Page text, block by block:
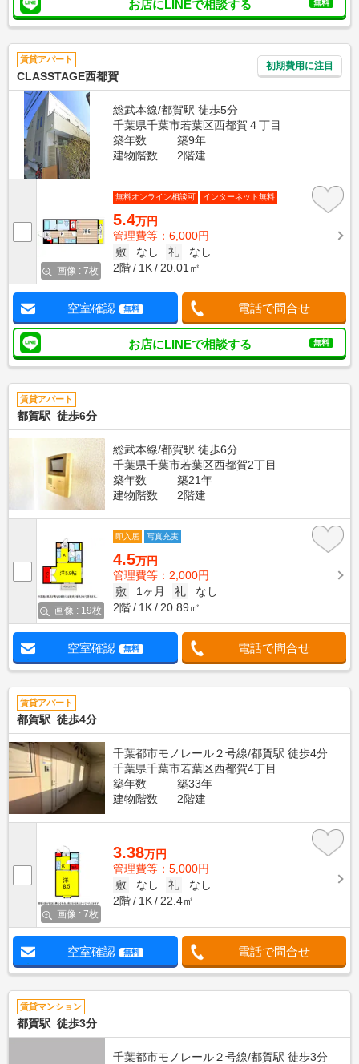
お店にLINEで相談する 無料
賃貸アパート
CLASSTAGE西都賀
初期費用に注目
総武本線/都賀駅 徒歩5分
千葉県千葉市若葉区西都賀４丁目
築年数
築9年
建物階数
2階建
画像 : 7枚
無料オンライン相談可 インターネット無料
5.4万円
管理費等：6,000円
敷
なし 礼
なし
2階
1K 20.01㎡
空室確認 無料 電話で問合せ
お店にLINEで相談する 無料
賃貸アパート
都賀駅 徒歩6分
総武本線/都賀駅 徒歩6分
千葉県千葉市若葉区西都賀2丁目
築年数
築21年
建物階数
2階建
画像 : 19枚
即入居 写真充実
4.5万円
管理費等：2,000円
敷
1ヶ月 礼
なし
2階
1K 20.89㎡
空室確認 無料 電話で問合せ
賃貸アパート
都賀駅 徒歩4分
千葉都市モノレール２号線/都賀駅 徒歩4分
千葉県千葉市若葉区西都賀4丁目
築年数
築33年
建物階数
2階建
画像 : 7枚
3.38万円
管理費等：5,000円
敷
なし 礼
なし
2階
1K 22.4㎡
空室確認 無料 電話で問合せ
賃貸マンション
都賀駅 徒歩3分
千葉都市モノレール２号線/都賀駅 徒歩3分